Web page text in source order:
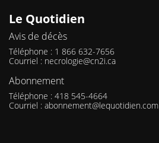
Le Quotidien
Avis de décès
Téléphone : 1 866 632-7656
Courriel : necrologie@cn2i.ca
Abonnement
Téléphone : 418 545-4664
Courriel : abonnement@lequotidien.com